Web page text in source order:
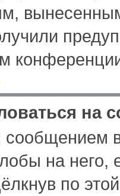
на
на него,
по